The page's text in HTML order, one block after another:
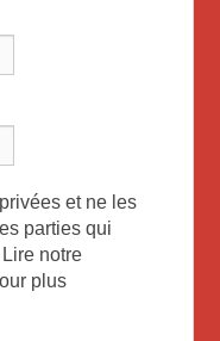
et ne les
parties qui
notre
plus